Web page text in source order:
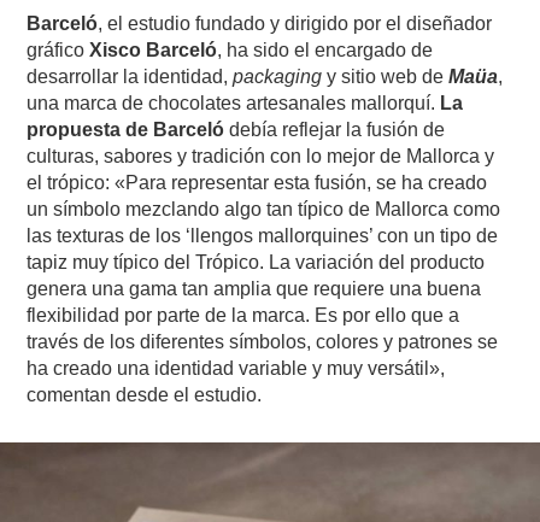
Barceló, el estudio fundado y dirigido por el diseñador
gráficoXisco Barceló, ha sido el encargado de
desarrollar la identidad,packaging y sitio web deMaüa,
una marca de chocolates artesanales mallorquí. La
propuesta de Barceló debía reflejar la fusión de
culturas, sabores y tradición con lo mejor de Mallorca y
el trópico: «Para representar esta fusión, se ha creado
un símbolo mezclando algo tan típico de Mallorca como
las texturas de los ‘llengos mallorquines’ con un tipo de
tapiz muy típico del Trópico. La variación del producto
genera una gama tan amplia que requiere una buena
flexibilidad por parte de la marca. Es por ello que a
través de los diferentes símbolos, colores y patrones se
ha creado una identidad variable y muy versátil»,
comentan desde el estudio.